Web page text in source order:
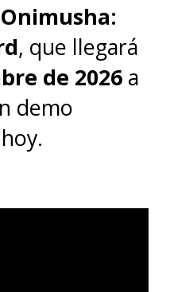
Onimusha:
, que llegará
de 2026 a
demo